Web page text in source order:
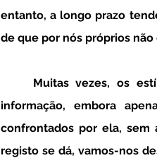
entanto, a longo prazo
de que por nós próprios
informação, embora
confrontados por ela, sem
registo se dá, vamos-nos